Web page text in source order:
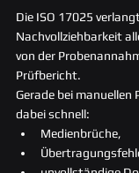
Die ISO 17025
Nachvollziehbarkeit
von der
Prüfbericht.
Gerade bei manuellen
dabei schnell:
Medienbrüche,